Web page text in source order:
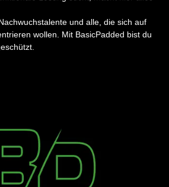
und alle, die sich auf
wollen. Mit BasicPadded bist du